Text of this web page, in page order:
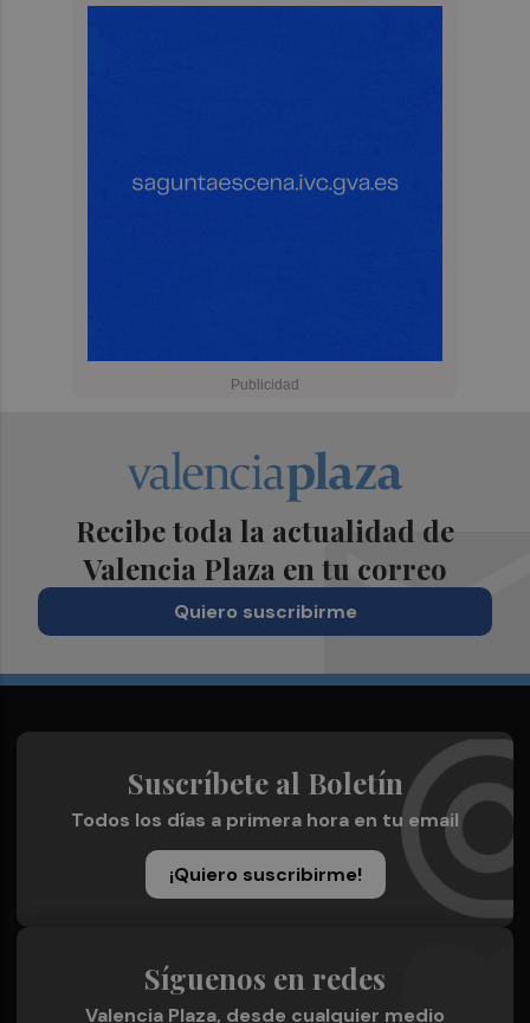
Recibe toda la actualidad de
Valencia Plaza en tu correo
Quiero suscribirme
Suscríbete al Boletín
Todos los días a primera hora en tu email
¡Quiero suscribirme!
Síguenos en redes
Valencia Plaza, desde cualquier medio